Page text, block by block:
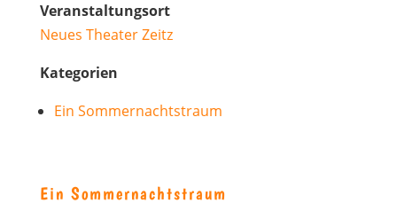
Veranstaltungsort
Neues Theater Zeitz
Kategorien
Ein Sommernachtstraum
Ein Sommernachtstraum